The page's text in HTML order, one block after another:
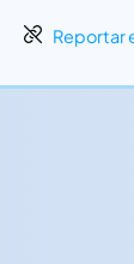
Reportar